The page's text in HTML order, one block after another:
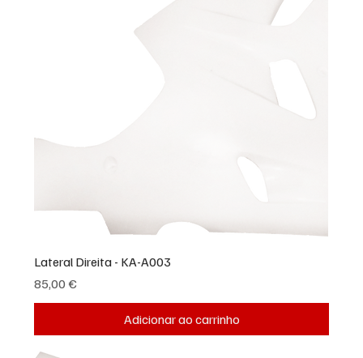
Lateral Direita - KA-A003
Preço
85,00 €
Adicionar ao carrinho